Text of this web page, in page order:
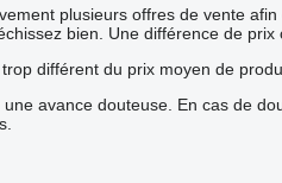
plusieurs offres de vente
bien. Une différence de
différent du prix moyen de
avance douteuse. En cas de